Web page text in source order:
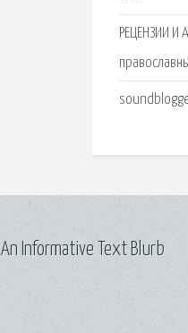
РЕЦЕНЗИИ И
An Informative Text Blurb